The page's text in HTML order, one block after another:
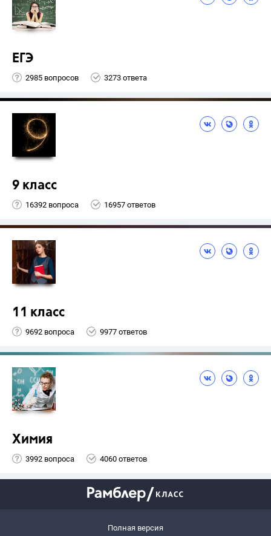
ЕГЭ
2985 вопросов 3273 ответа
9 класс
16392 вопроса 16957 ответов
11 класс
9692 вопроса 9977 ответов
Химия
3992 вопроса 4060 ответов
Полная версия